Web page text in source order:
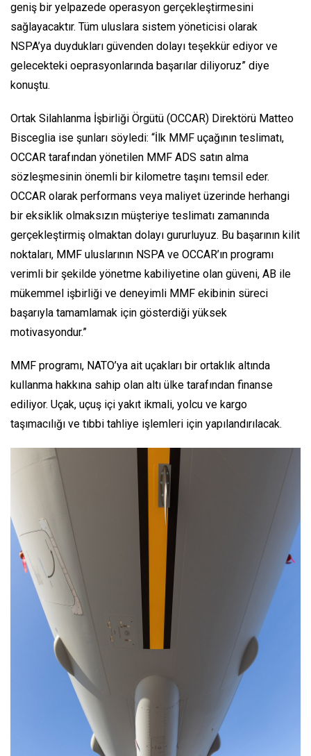
geniş bir yelpazede operasyon gerçekleştirmesini
sağlayacaktır. Tüm uluslara sistem yöneticisi olarak
NSPA’ya duydukları güvenden dolayı teşekkür ediyor ve
gelecekteki oeprasyonlarında başarılar diliyoruz” diye
konuştu.
Ortak Silahlanma İşbirliği Örgütü (OCCAR) Direktörü Matteo
Bisceglia ise şunları söyledi: “İlk MMF uçağının teslimatı,
OCCAR tarafından yönetilen MMF ADS satın alma
sözleşmesinin önemli bir kilometre taşını temsil eder.
OCCAR olarak performans veya maliyet üzerinde herhangi
bir eksiklik olmaksızın müşteriye teslimatı zamanında
gerçekleştirmiş olmaktan dolayı gururluyuz. Bu başarının kilit
noktaları, MMF uluslarının NSPA ve OCCAR’ın programı
verimli bir şekilde yönetme kabiliyetine olan güveni, AB ile
mükemmel işbirliği ve deneyimli MMF ekibinin süreci
başarıyla tamamlamak için gösterdiği yüksek
motivasyondur.”
MMF programı, NATO’ya ait uçakları bir ortaklık altında
kullanma hakkına sahip olan altı ülke tarafından finanse
ediliyor. Uçak, uçuş içi yakıt ikmali, yolcu ve kargo
taşımacılığı ve tıbbi tahliye işlemleri için yapılandırılacak.